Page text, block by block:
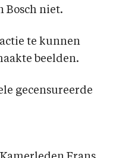
Bosch niet.
te kunnen
beelden.
gecensureerde